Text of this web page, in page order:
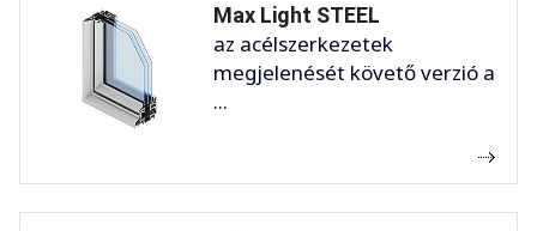
Max Light STEEL
az acélszerkezetek
megjelenését követő verzió a
...